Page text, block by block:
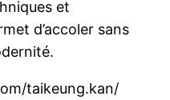
et
d’accoler sans
taikeung.kan/